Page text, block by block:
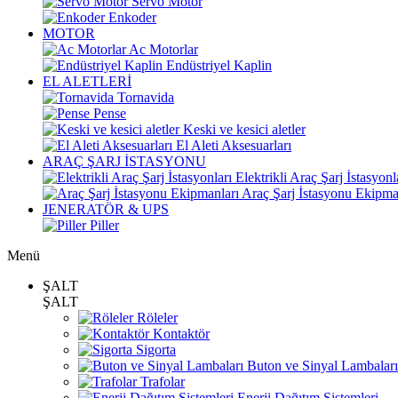
Enkoder
MOTOR
Ac Motorlar
Endüstriyel Kaplin
EL ALETLERİ
Tornavida
Pense
Keski ve kesici aletler
El Aleti Aksesuarları
ARAÇ ŞARJ İSTASYONU
Elektrikli Araç Şarj
Araç Şarj İstasyonu
JENERATÖR & UPS
Piller
Menü
ŞALT
ŞALT
Röleler
Kontaktör
Sigorta
Buton ve Sinyal Lambaları
Trafolar